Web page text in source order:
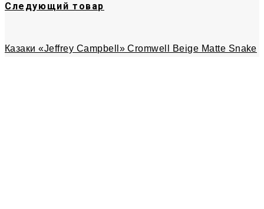
Следующий товар
Казаки «Jeffrey Campbell» Cromwell Beige Matte Snake